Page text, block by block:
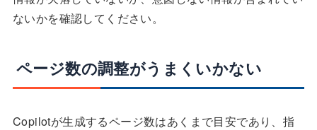
ないかを確認してください。
ページ数の調整がうまくいかない
Copilotが生成するページ数はあくまで目安であり、指